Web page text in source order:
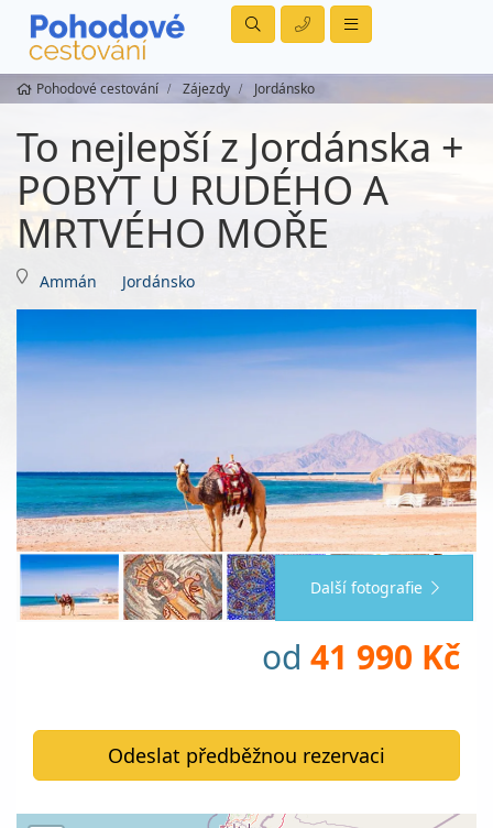
Pohodové cestování Zájezdy Jordánsko
To nejlepší z Jordánska +
POBYT U RUDÉHO A
MRTVÉHO MOŘE
Ammán Jordánsko
Další fotografie
od 41 990 Kč
Odeslat předběžnou rezervaci